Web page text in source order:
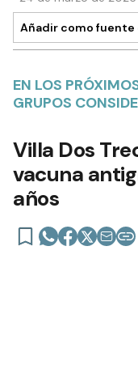
Añadir como fuente
EN LOS
GRUPOS
Villa Dos
vacuna
años